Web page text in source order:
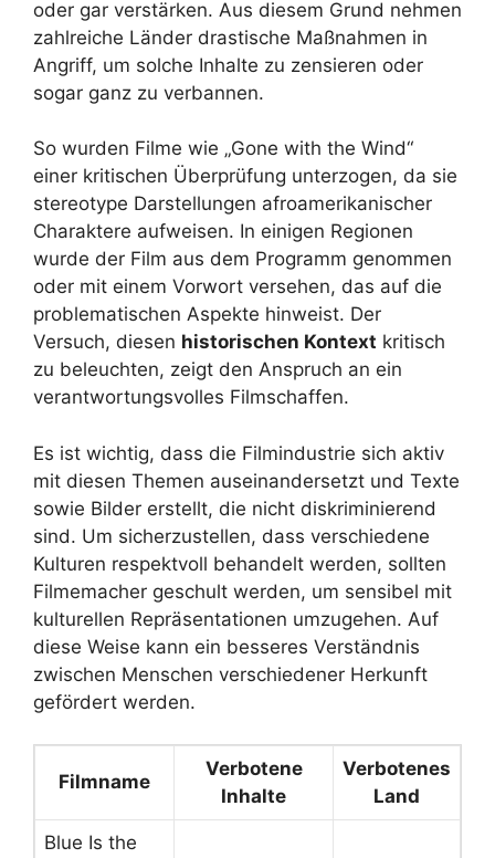
oder gar verstärken. Aus diesem Grund nehmen
zahlreiche Länder drastische Maßnahmen in
Angriff, um solche Inhalte zu zensieren oder
sogar ganz zu verbannen.
So wurden Filme wie „Gone with the Wind“
einer kritischen Überprüfung unterzogen, da sie
stereotype Darstellungen afroamerikanischer
Charaktere aufweisen. In einigen Regionen
wurde der Film aus dem Programm genommen
oder mit einem Vorwort versehen, das auf die
problematischen Aspekte hinweist. Der
Versuch, diesen historischen Kontext kritisch
zu beleuchten, zeigt den Anspruch an ein
verantwortungsvolles Filmschaffen.
Es ist wichtig, dass die Filmindustrie sich aktiv
mit diesen Themen auseinandersetzt und Texte
sowie Bilder erstellt, die nicht diskriminierend
sind. Um sicherzustellen, dass verschiedene
Kulturen respektvoll behandelt werden, sollten
Filmemacher geschult werden, um sensibel mit
kulturellen Repräsentationen umzugehen. Auf
diese Weise kann ein besseres Verständnis
zwischen Menschen verschiedener Herkunft
gefördert werden.
Filmname
Verbotene
Inhalte
Verbotenes
Land
Blue Is the